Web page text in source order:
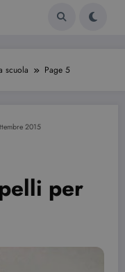
scuola Page 5
2015
per